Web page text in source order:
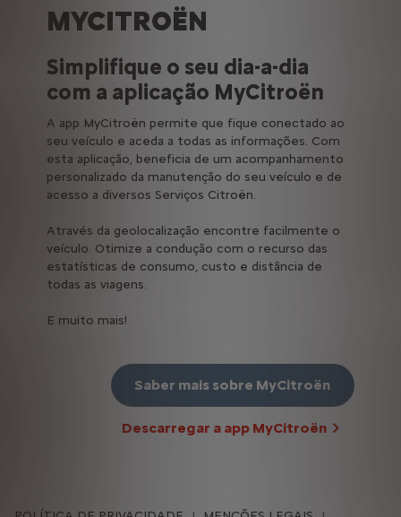
MYCITROËN
Simplifique o seu dia-a-dia
com a aplicação MyCitroën
A app MyCitroën permite que fique conectado ao
seu veículo e aceda a todas as informações. Com
esta aplicação, beneficia de um acompanhamento
personalizado da manutenção do seu veículo e de
acesso a diversos Serviços Citroën.
Através da geolocalização encontre facilmente o
veículo. Otimize a condução com o recurso das
estatísticas de consumo, custo e distância de
todas as viagens.
E muito mais!
Saber mais sobre MyCitroën
Descarregar a app MyCitroën